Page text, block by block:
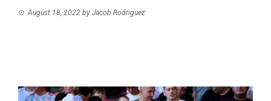
August 18, 2022 by Jacob Rodriguez